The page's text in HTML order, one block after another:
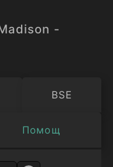
-
BSE
Помощ